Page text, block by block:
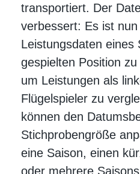
transportiert. Der
verbessert: Es ist nun
Leistungsdaten eines
gespielten Position
um Leistungen als
Flügelspieler zu
können den
Stichprobengröße
eine Saison, einen
oder mehrere